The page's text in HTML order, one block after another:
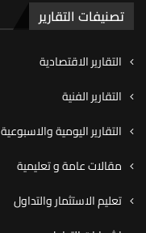
تصنيفات التقارير
التقارير الاقتصادية
التقارير الفنية
التقارير اليومية والاسبوعية
مقالات عامة و تعليمية
تعليم الاستثمار والتداول